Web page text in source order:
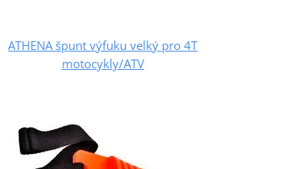
ATHENA špunt výfuku velký pro 4T
motocykly/ATV